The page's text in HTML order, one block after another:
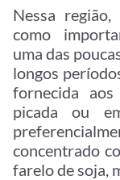
Nessa
como
uma das
longos
fornecida
picada ou
concentrado
farelo de soja,